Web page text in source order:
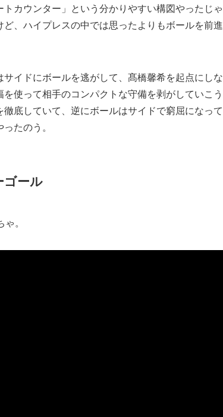
カウンター」という分かりやすい構図やったじ
、ハイプレスの中では思ったよりもボールを前
イドにボールを逃がして、髙橋馨希を起点にし
使って相手のコンパクトな守備を剥がしていこ
底していて、逆にボールはサイドで窮屈になっ
たのう。
ゴール
。